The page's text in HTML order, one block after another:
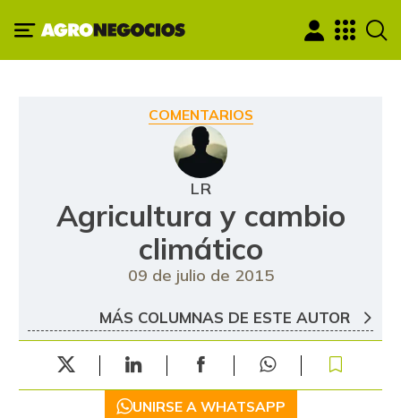
COMENTARIOS
LR
Agricultura y cambio
climático
09 de julio de 2015
MÁS COLUMNAS DE ESTE AUTOR
UNIRSE A WHATSAPP